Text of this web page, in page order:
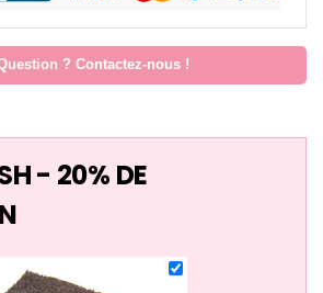
? Contactez-nous !
- 20% DE